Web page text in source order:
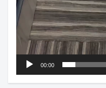
00:00